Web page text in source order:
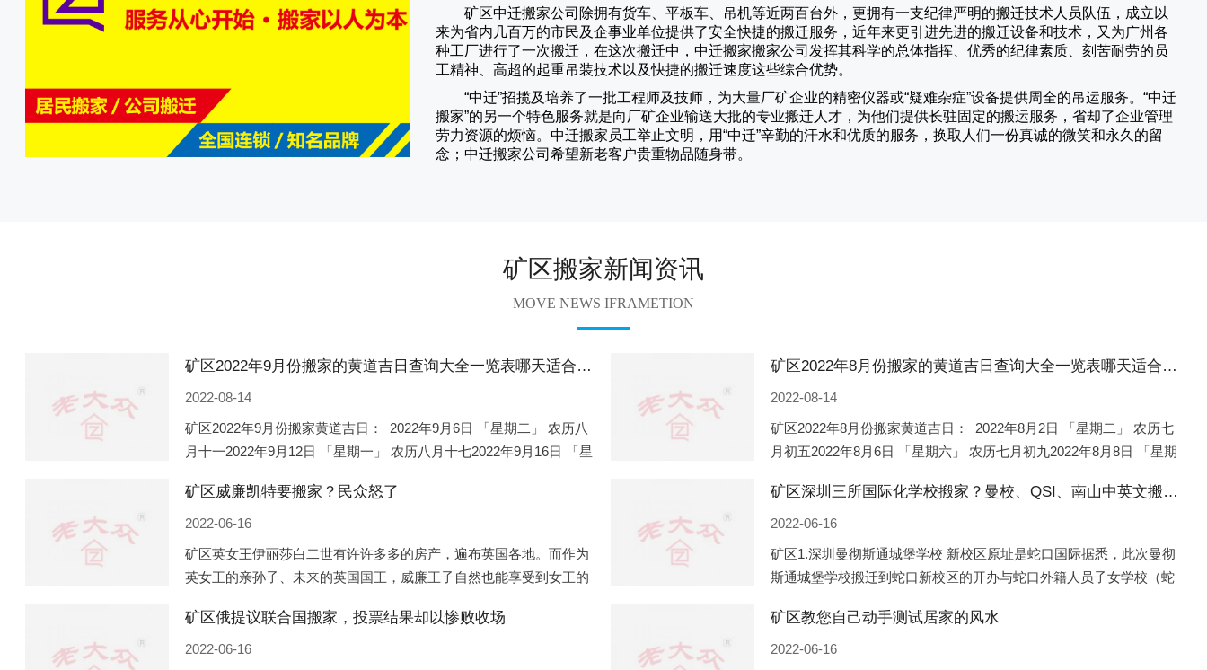
矿区中迁搬家公司除拥有货车、平板车、吊机等近两百台外，更拥有一支纪律严明的搬迁技术人员队伍，成立以
来为省内几百万的市民及企事业单位提供了安全快捷的搬迁服务，近年来更引进先进的搬迁设备和技术，又为广州各
种工厂进行了一次搬迁，在这次搬迁中，中迁搬家搬家公司发挥其科学的总体指挥、优秀的纪律素质、刻苦耐劳的员
工精神、高超的起重吊装技术以及快捷的搬迁速度这些综合优势。
“中迁”招揽及培养了一批工程师及技师，为大量厂矿企业的精密仪器或“疑难杂症”设备提供周全的吊运服务。“中迁
搬家”的另一个特色服务就是向厂矿企业输送大批的专业搬迁人才，为他们提供长驻固定的搬运服务，省却了企业管理
劳力资源的烦恼。中迁搬家员工举止文明，用“中迁”辛勤的汗水和优质的服务，换取人们一份真诚的微笑和永久的留
念；中迁搬家公司希望新老客户贵重物品随身带。
矿区搬家新闻资讯
MOVE NEWS IFRAMETION
矿区2022年9月份搬家的黄道吉日查询大全一览表哪天适合搬家好日子
2022-08-14
矿区2022年9月份搬家黄道吉日： 2022年9月6日 「星期二」 农历八
月十一2022年9月12日 「星期一」 农历八月十七2022年9月16日 「星
矿区2022年8月份搬家的黄道吉日查询大全一览表哪天适合搬家好日子
2022-08-14
矿区2022年8月份搬家黄道吉日： 2022年8月2日 「星期二」 农历七
月初五2022年8月6日 「星期六」 农历七月初九2022年8月8日 「星期
矿区威廉凯特要搬家？民众怒了
2022-06-16
矿区英女王伊丽莎白二世有许许多多的房产，遍布英国各地。而作为
英女王的亲孙子、未来的英国国王，威廉王子自然也能享受到女王的
位于伦敦的肯辛顿宫，一处
矿区深圳三所国际化学校搬家？曼校、QSI、南山中英文搬走了
2022-06-16
矿区1.深圳曼彻斯通城堡学校 新校区原址是蛇口国际据悉，此次曼彻
斯通城堡学校搬迁到蛇口新校区的开办与蛇口外籍人员子女学校（蛇
并入蛇口外籍
矿区俄提议联合国搬家，投票结果却以惨败收场
2022-06-16
矿区教您自己动手测试居家的风水
2022-06-16